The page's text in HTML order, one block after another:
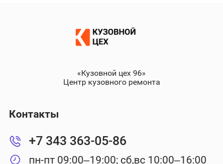
«Кузовной цех 96»
Центр кузовного ремонта
Контакты
+7 343 363-05-86
пн-пт 09:00–19:00; сб,вс 10:00–16:00